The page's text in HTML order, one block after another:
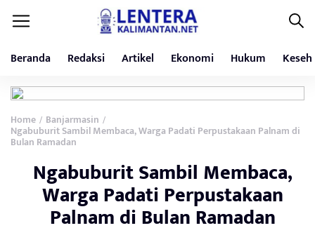
Beranda Redaksi Artikel Ekonomi Hukum
Home / Banjarmasin /
Ngabuburit Sambil Membaca, Warga Padati Perpustakaan Palnam di
Bulan Ramadan
Ngabuburit Sambil Membaca,
Warga Padati Perpustakaan
Palnam di Bulan Ramadan